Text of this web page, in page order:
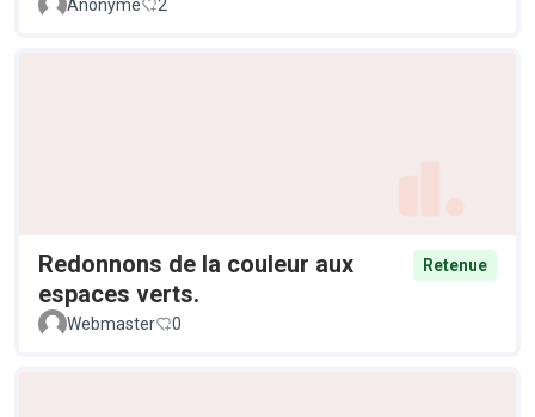
Anonyme 2
Redonnons de la couleur aux
espaces verts.
Retenue
Webmaster 0